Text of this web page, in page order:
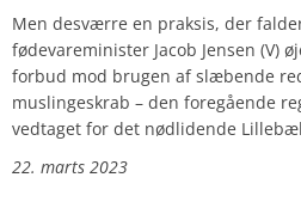
Men desværre en praksis, der
fødevareminister Jacob Jensen (V)
forbud mod brugen af slæbende
muslingeskrab – den foregående
vedtaget for det nødlidende
22. marts 2023